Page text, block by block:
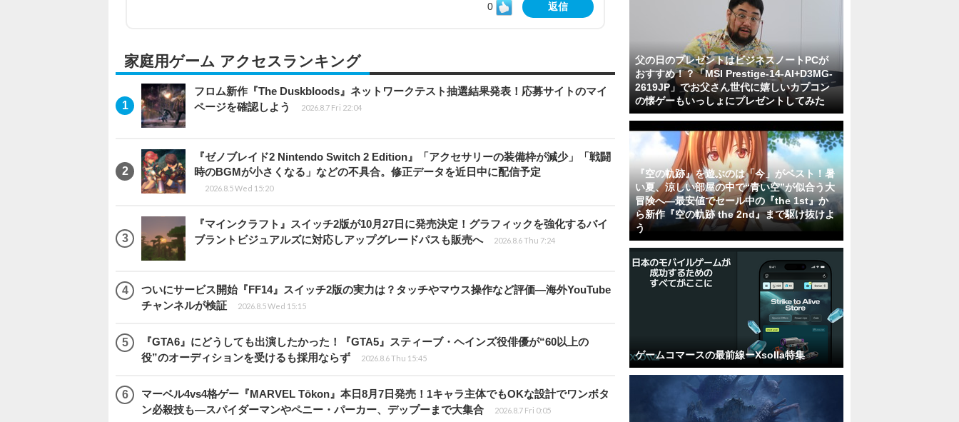
0 返信
家庭用ゲーム アクセスランキング
フロム新作『The Duskbloods』ネットワークテスト抽選結果発表！応募サイトのマイ
ページを確認しよう
2026.8.7 Fri 22:04
『ゼノブレイド2 Nintendo Switch 2 Edition』「アクセサリーの装備枠が減少」「戦闘
時のBGMが小さくなる」などの不具合。修正データを近日中に配信予定
2026.8.5 Wed 15:20
『マインクラフト』スイッチ2版が10月27日に発売決定！グラフィックを強化するバイ
ブラントビジュアルズに対応しアップグレードパスも販売へ
2026.8.6 Thu 7:24
ついにサービス開始『FF14』スイッチ2版の実力は？タッチやマウス操作など評価―海外YouTube
チャンネルが検証
2026.8.5 Wed 15:15
『GTA6』にどうしても出演したかった！『GTA5』スティーブ・ヘインズ役俳優が“60以上の
役”のオーディションを受けるも採用ならず
2026.8.6 Thu 15:45
マーベル4vs4格ゲー『MARVEL Tōkon』本日8月7日発売！1キャラ主体でもOKな設計でワンボタ
ン必殺技も―スパイダーマンやペニー・パーカー、デップーまで大集合
2026.8.7 Fri 0:05
父の日のプレゼントはビジネスノートPCが
おすすめ！？「MSI Prestige-14-AI+D3MG-
2619JP」でお父さん世代に嬉しいカプコン
の懐ゲーもいっしょにプレゼントしてみた
『空の軌跡』を遊ぶのは「今」がベスト！暑
い夏、涼しい部屋の中で“青い空”が似合う大
冒険へ―最安値でセール中の『the 1st』か
ら新作『空の軌跡 the 2nd』まで駆け抜けよ
う
ゲームコマースの最前線ーXsolla特集